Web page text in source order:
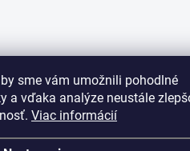
sme vám umožnili pohodlné
a vďaka analýze neustále
Viac informácií